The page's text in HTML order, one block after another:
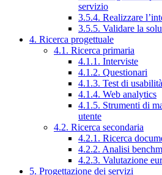
servizio
3.5.4. Realizzare
3.5.5. Validare la
4. Ricerca progettuale
4.1. Ricerca primaria
4.1.1. Interviste
4.1.2. Questionari
4.1.3. Test di usabilità
4.1.4. Web analytics
4.1.5. Strumenti di
utente
4.2. Ricerca secondaria
4.2.1. Ricerca
4.2.2. Analisi
4.2.3. Valutazione
5. Progettazione dei servizi